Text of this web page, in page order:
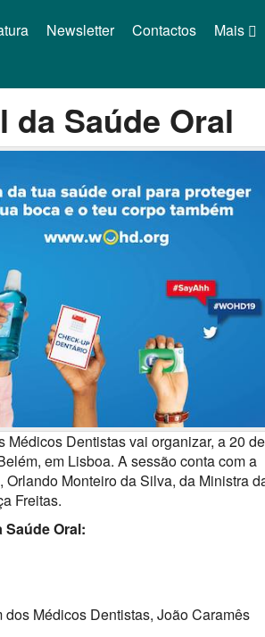
Mais
Newsletter Contactos
da Saúde Oral
Dentistas vai organizar, a 20 de
em Lisboa. A sessão conta com a
Monteiro da Silva, da Ministra
Freitas.
Oral:
Médicos Dentistas, João Caramês